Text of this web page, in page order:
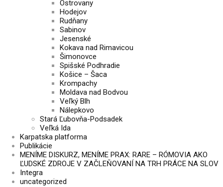
Ostrovany
Hodejov
Rudňany
Sabinov
Jesenské
Kokava nad Rimavicou
Šimonovce
Spišské Podhradie
Košice – Šaca
Krompachy
Moldava nad Bodvou
Veľký Blh
Nálepkovo
Stará Ľubovňa-Podsadek
Veľká Ida
Karpatska platforma
Publikácie
MENÍME DISKURZ, MENÍME PRAX: RARE – RÓMOVIA AKO
ĽUDSKÉ ZDROJE V ZAČLEŇOVANÍ NA TRH PRÁCE NA SLOV
Integra
uncategorized